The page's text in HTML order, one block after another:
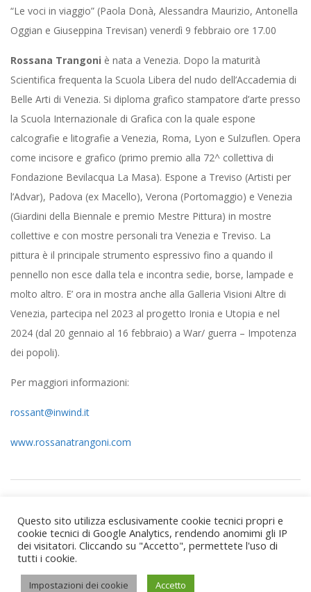
“Le voci in viaggio” (Paola Donà, Alessandra Maurizio, Antonella
Oggian e Giuseppina Trevisan) venerdì 9 febbraio ore 17.00
Rossana Trangoni è nata a Venezia. Dopo la maturità
Scientifica frequenta la Scuola Libera del nudo dell’Accademia di
Belle Arti di Venezia. Si diploma grafico stampatore d’arte presso
la Scuola Internazionale di Grafica con la quale espone
calcografie e litografie a Venezia, Roma, Lyon e Sulzuflen. Opera
come incisore e grafico (primo premio alla 72^ collettiva di
Fondazione Bevilacqua La Masa). Espone a Treviso (Artisti per
l’Advar), Padova (ex Macello), Verona (Portomaggio) e Venezia
(Giardini della Biennale e premio Mestre Pittura) in mostre
collettive e con mostre personali tra Venezia e Treviso. La
pittura è il principale strumento espressivo fino a quando il
pennello non esce dalla tela e incontra sedie, borse, lampade e
molto altro. E’ ora in mostra anche alla Galleria Visioni Altre di
Venezia, partecipa nel 2023 al progetto Ironia e Utopia e nel
2024 (dal 20 gennaio al 16 febbraio) a War/ guerra – Impotenza
dei popoli).
Per maggiori informazioni:
rossant@inwind.it
www.rossanatrangoni.com
01
Seguente:segni del tempo
Questo sito utilizza esclusivamente cookie tecnici propri e
cookie tecnici di Google Analytics, rendendo anomimi gli IP
dei visitatori. Cliccando su "Accetto", permettete l'uso di
tutti i cookie.
Impostazioni dei cookie Accetto